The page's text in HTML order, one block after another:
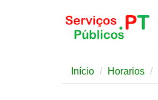
Início Horarios